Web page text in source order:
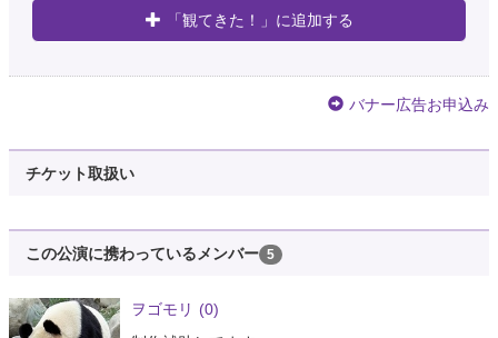
「観てきた！」に追加する
バナー広告お申込み
チケット取扱い
この公演に携わっているメンバー 5
ヲゴモリ (0)